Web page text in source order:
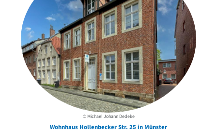
© Michael Johann Dedeke
Wohnhaus Hollenbecker Str. 25 in Münster